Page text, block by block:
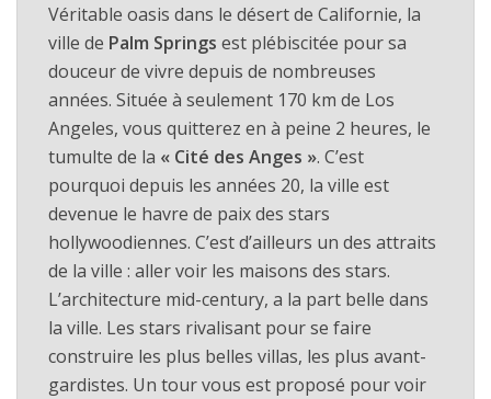
Véritable oasis dans le désert de Californie, la
ville de Palm Springs est plébiscitée pour sa
douceur de vivre depuis de nombreuses
années. Située à seulement 170 km de Los
Angeles, vous quitterez en à peine 2 heures, le
tumulte de la « Cité des Anges ». C’est
pourquoi depuis les années 20, la ville est
devenue le havre de paix des stars
hollywoodiennes. C’est d’ailleurs un des attraits
de la ville : aller voir les maisons des stars.
L’architecture mid-century, a la part belle dans
la ville. Les stars rivalisant pour se faire
construire les plus belles villas, les plus avant-
gardistes. Un tour vous est proposé pour voir